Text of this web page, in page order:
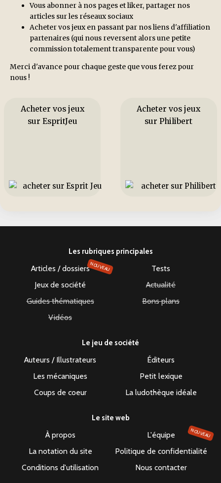
Vous abonner à nos pages et liker, partager nos
articles sur les réseaux sociaux
Acheter vos jeux en passant par nos liens d'affiliation
partenaires (qui nous reversent alors une petite
commission totalement transparente pour vous)
Merci d'avance pour chaque geste que vous ferez pour
nous !
Acheter vos jeux
sur EspritJeu
Acheter vos jeux
sur Philibert
Les rubriques principales
Articles / dossiersNOUVEAU
Tests
Jeux de société
Actualité
Guides thématiques
Bons plans
Vidéos
Le jeu de société
Auteurs / Illustrateurs
Éditeurs
Les mécaniques
Petit lexique
Coups de coeur
La ludothèque idéale
Le site web
À propos L'équipe NOUVEAU
La notation du site
Politique de confidentialité
Conditions d'utilisation
Nous contacter